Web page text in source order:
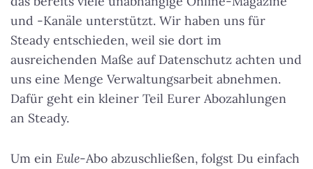
und -Kanäle unterstützt. Wir haben uns für
Steady entschieden, weil sie dort im
ausreichenden Maße auf Datenschutz achten und
uns eine Menge Verwaltungsarbeit abnehmen.
Dafür geht ein kleiner Teil Eurer Abozahlungen
an Steady.
Um ein Eule-Abo abzuschließen, folgst Du einfach